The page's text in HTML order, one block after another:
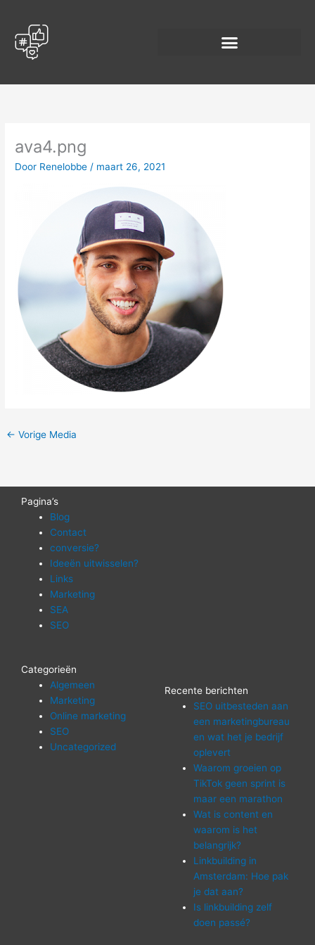
inhoud
ava4.png
Door Renelobbe / maart 26, 2021
← Vorige Media
Pagina’s
Blog
Contact
conversie?
Ideeën uitwisselen?
Links
Marketing
SEA
SEO
Categorieën
Algemeen
Marketing
Online marketing
SEO
Uncategorized
Recente berichten
SEO uitbesteden aan
een marketingbureau
en wat het je bedrijf
oplevert
Waarom groeien op
TikTok geen sprint is
maar een marathon
Wat is content en
waarom is het
belangrijk?
Linkbuilding in
Amsterdam: Hoe pak
je dat aan?
Is linkbuilding zelf
doen passé?